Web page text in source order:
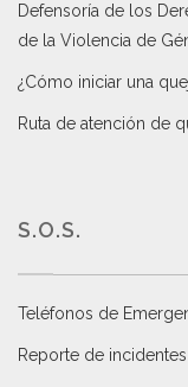
Defensoría de los
de la Violencia de
¿Cómo iniciar una
Ruta de atención de
S.O.S.
Teléfonos de
Reporte de